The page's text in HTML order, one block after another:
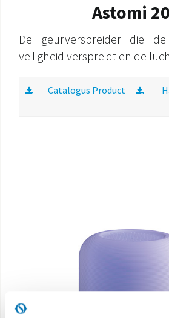
Astomi
De geurverspreider die
veiligheid verspreidt en de
Catalogus Product